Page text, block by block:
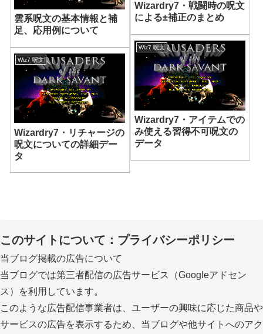
Wizardry7・戦闘時の呪文
による±補正のまとめ
雲系呪文の基本情報と補
足、応用例について
Wiz7 呪文
Wizardry7・アイテムでの
み使える習得不可呪文の
データ
Wiz7 呪文
Wizardry7・リチャージの
呪文についての詳細デー
タ
このサイトについて：プライバシーポリシー
当ブログ掲載の広告について
当ブログでは第三者配信の広告サービス（Googleアドセン
ス）を利用しています。
このような広告配信事業者は、ユーザーの興味に応じた商品や
サービスの広告を表示するため、当ブログや他サイトへのアク